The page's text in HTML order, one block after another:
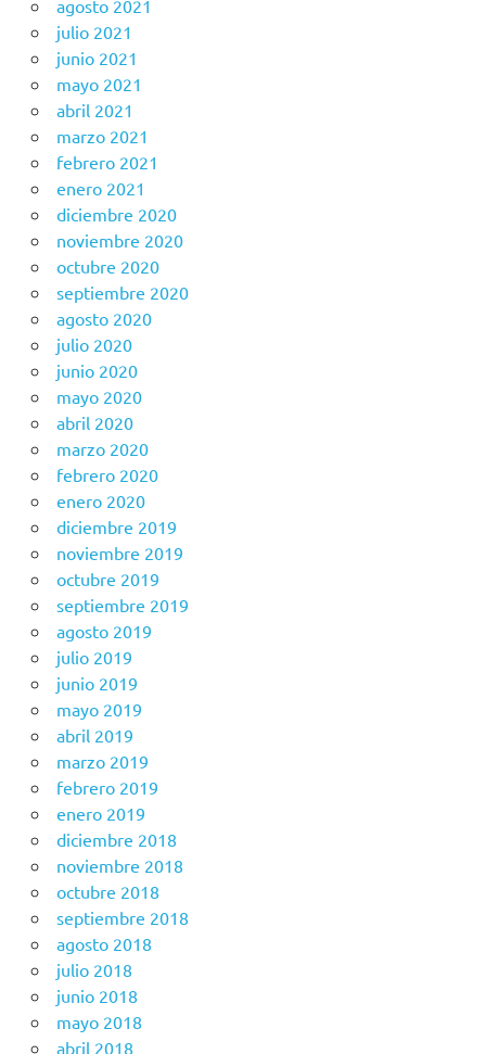
agosto 2021
julio 2021
junio 2021
mayo 2021
abril 2021
marzo 2021
febrero 2021
enero 2021
diciembre 2020
noviembre 2020
octubre 2020
septiembre 2020
agosto 2020
julio 2020
junio 2020
mayo 2020
abril 2020
marzo 2020
febrero 2020
enero 2020
diciembre 2019
noviembre 2019
octubre 2019
septiembre 2019
agosto 2019
julio 2019
junio 2019
mayo 2019
abril 2019
marzo 2019
febrero 2019
enero 2019
diciembre 2018
noviembre 2018
octubre 2018
septiembre 2018
agosto 2018
julio 2018
junio 2018
mayo 2018
abril 2018